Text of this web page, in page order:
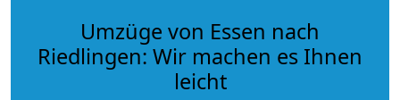
Umzüge von Essen nach
Riedlingen: Wir machen es Ihnen
leicht